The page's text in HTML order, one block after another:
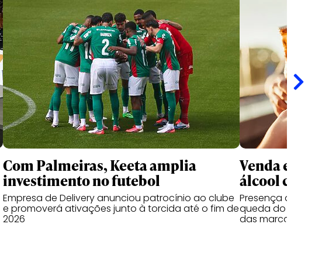
Com Palmeiras, Keeta amplia
investimento no futebol
Empresa de Delivery anunciou patrocínio ao clube
e promoverá ativações junto à torcida até o fim de
2026
Venda e
álcool
Presença de
queda do
das marcas